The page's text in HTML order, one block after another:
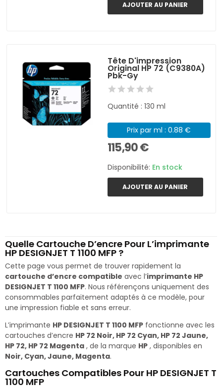
AJOUTER AU PANIER
Tête D'impression
Original HP 72 (C9380A)
Pbk-Gy
Quantité : 130 ml
Prix par ml : 0.88 €
115,90 €
Disponibilité: En stock
AJOUTER AU PANIER
Quelle Cartouche D’encre Pour L’imprimante
HP DESIGNJET T 1100 MFP ?
Cette page vous permet de trouver rapidement la
cartouche d’encre compatible avec l’imprimante HP
DESIGNJET T 1100 MFP. Nous référençons uniquement des
consommables parfaitement adaptés à ce modèle, pour
une impression fiable et sans erreur.
L’imprimante HP DESIGNJET T 1100 MFP fonctionne avec les
cartouches d’encre HP 72 Noir, HP 72 Cyan, HP 72 Jaune,
HP 72, HP 72 Magenta , de la marque HP , disponibles en
Noir, Cyan, Jaune, Magenta.
Cartouches Compatibles Pour HP DESIGNJET T
1100 MFP